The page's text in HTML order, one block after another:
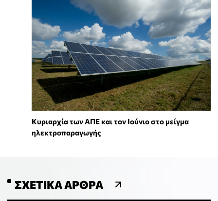
Κυριαρχία των ΑΠΕ και τον Ιούνιο στο μείγμα
ηλεκτροπαραγωγής
ΣΧΕΤΙΚΆ ΆΡΘΡΑ